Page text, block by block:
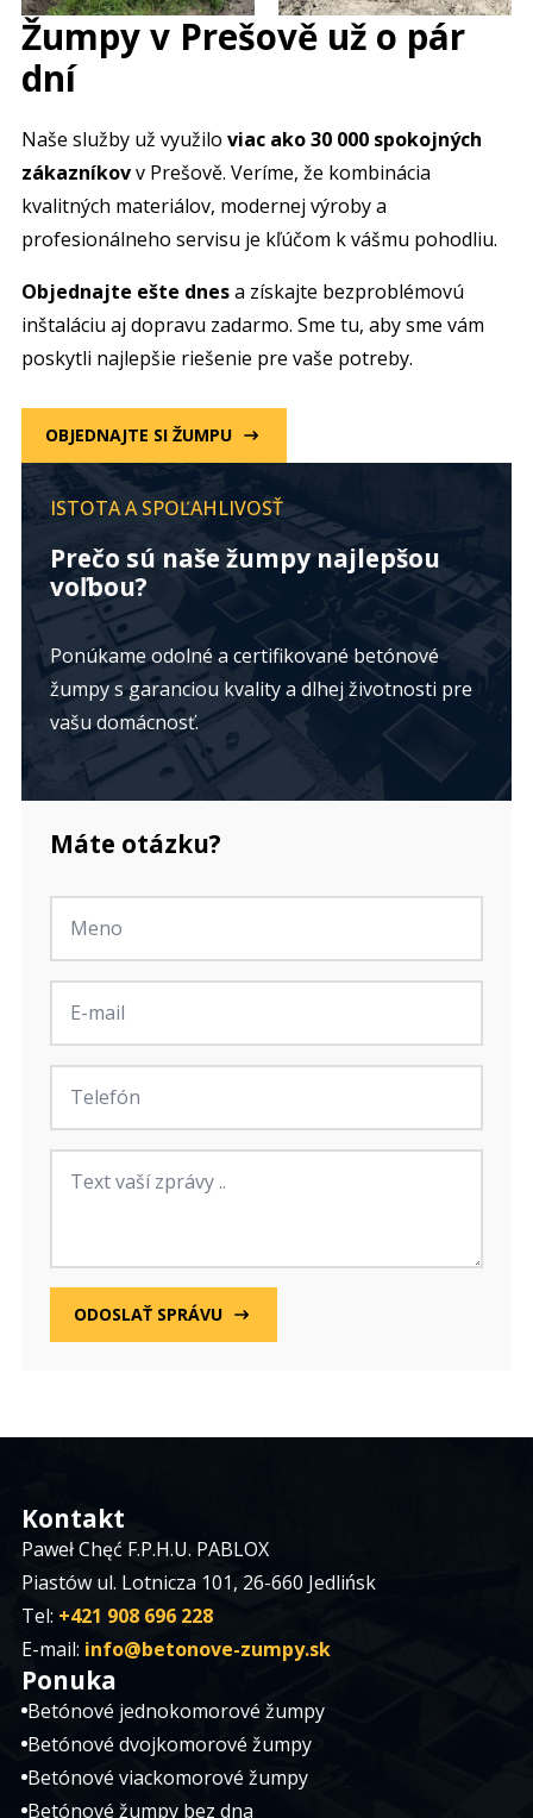
Žumpy v Prešově už o pár
dní
Naše služby už využilo viac ako 30 000 spokojných
zákazníkovv Prešově. Veríme, že kombinácia
kvalitných materiálov, modernej výroby a
profesionálneho servisu je kľúčom k vášmu pohodliu.
Objednajte ešte dnesa získajte bezproblémovú
inštaláciu aj dopravu zadarmo. Sme tu, aby sme vám
poskytli najlepšie riešenie pre vaše potreby.
OBJEDNAJTE SI ŽUMPU
ISTOTA A SPOĽAHLIVOSŤ
Prečo sú naše žumpy najlepšou
voľbou?
Ponúkame odolné a certifikované betónové
žumpy s garanciou kvality a dlhej životnosti pre
vašu domácnosť.
Máte otázku?
Jméno
E-
mail
Telefon
Zpráva
ODOSLAŤ SPRÁVU
Kontakt
Paweł Chęć F.P.H.U. PABLOX
Piastów ul. Lotnicza 101, 26-660 Jedlińsk
Tel: +421 908 696 228
E-mail: info@betonove-zumpy.sk
Ponuka
Betónové jednokomorové žumpy
Betónové dvojkomorové žumpy
Betónové viackomorové žumpy
Betónové žumpy bez dna